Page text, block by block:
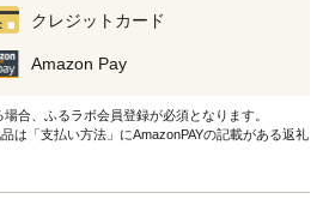
クレジットカード
Amazon Pay
合、ふるラボ会員登録が必須となります。
は「支払い方法」にAmazonPAYの記載がある返礼